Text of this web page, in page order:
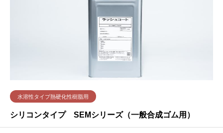
水溶性タイプ熱硬化性樹脂用
シリコンタイプ SEMシリーズ（一般合成ゴム用）